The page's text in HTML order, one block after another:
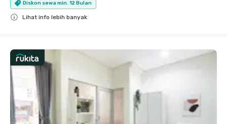
Diskon sewa min. 12 Bulan
Lihat info lebih banyak